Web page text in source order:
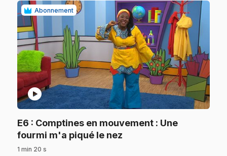
Abonnement
play_circle
E6 : Comptines en mouvement : Une
fourmi m'a piqué le nez
1 min 20 s